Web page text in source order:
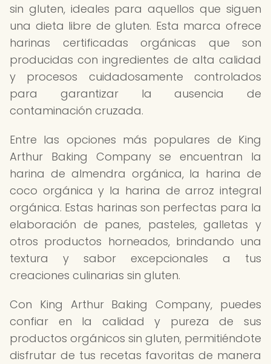
sin gluten, ideales para aquellos que siguen
una dieta libre de gluten. Esta marca ofrece
harinas certificadas orgánicas que son
producidas con ingredientes de alta calidad
y procesos cuidadosamente controlados
para garantizar la ausencia de
contaminación cruzada.
Entre las opciones más populares de King
Arthur Baking Company se encuentran la
harina de almendra orgánica, la harina de
coco orgánica y la harina de arroz integral
orgánica. Estas harinas son perfectas para la
elaboración de panes, pasteles, galletas y
otros productos horneados, brindando una
textura y sabor excepcionales a tus
creaciones culinarias sin gluten.
Con King Arthur Baking Company, puedes
confiar en la calidad y pureza de sus
productos orgánicos sin gluten, permitiéndote
disfrutar de tus recetas favoritas de manera